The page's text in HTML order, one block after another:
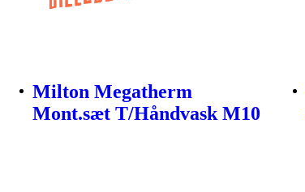
Milton Megatherm
Mont.sæt T/Håndvask M10